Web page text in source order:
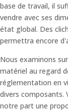
base de travail, il
vendre avec ses
état global. Des
permettra encore
Nous examinons
matériel au regard
réglementation en
divers composants.
notre part une